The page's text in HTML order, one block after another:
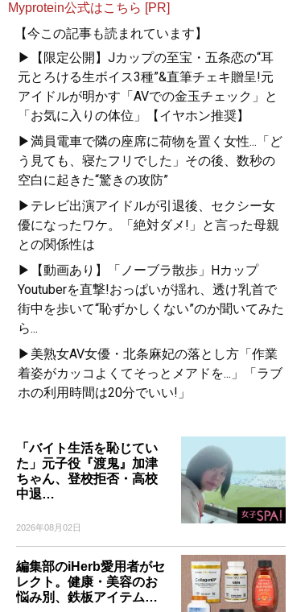
Myprotein公式はこちら [PR]
【今この記事も読まれています】
▶【限定公開】Jカップの至宝・五条恋の“耳
元とろける生ボイス3種”&直筆チェキ贈呈!元
アイドルが明かす「AVでの金玉チェック」と
「お気に入りの体位」【イヤホン推奨】
▶満員電車で隣の座席に荷物を置く女性...「ど
う見ても、寝たフリでした」その後、数秒の
空白に起きた“驚きの攻防”
▶テレビ出演アイドルが引退後、セクシー女
優になったワケ。「絶対ダメ!」と言った母親
との関係性は
▶【動画あり】「ノーブラ散歩」Hカップ
Youtuberを直撃!おっぱいが揺れ、透け乳首で
街中を歩いて“恥ずかしくない”のか聞いてみた
ら...
▶美熟女AV女優・北条麻妃の落とし方「作業
着姿がカッコよくてそっとメアドを...」「ラブ
ホの利用時間は20分でいい!」
「バイト生活を恥じてい
た」元子役『渡鬼』加津
ちゃん、登校拒否・高校
中退…
2026年08月02日
編集部のiHerb愛用者がセ
レクト。健康・美容のお
悩み別、鉄板アイテム…